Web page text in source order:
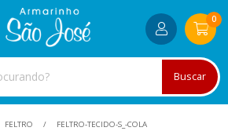
Buscar
0
FELTRO FELTRO-TECIDO-S_-COLA